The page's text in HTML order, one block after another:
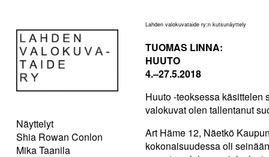
Näyttelyt
Shia Rowan Conlon
Mika Taanila
Lahden valokuvataide ry:n kutsunäyttely
TUOMAS LINNA:
HUUTO
4.–27.5.2018
Huuto -teoksessa käsittelen
valokuvat olen tallentanut
Art Häme 12, Näetkö
kokonaisuudessa oli